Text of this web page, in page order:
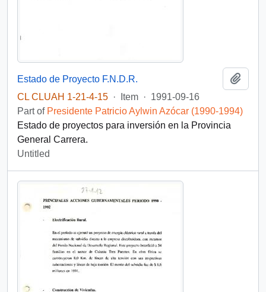
Estado de Proyecto F.N.D.R.
CL CLUAH 1-21-4-15 · Item · 1991-09-16
Part of Presidente Patricio Aylwin Azócar (1990-1994)
Estado de proyectos para inversión en la Provincia
General Carrera.
Untitled